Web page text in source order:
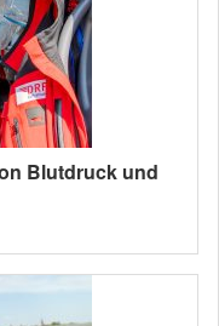
Blutdruck und